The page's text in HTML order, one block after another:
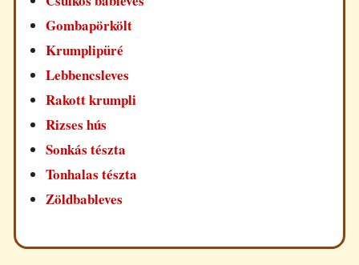
Gombapörkölt
Krumplipüré
Lebbencsleves
Rakott krumpli
Rizses hús
Sonkás tészta
Tonhalas tészta
Zöldbableves